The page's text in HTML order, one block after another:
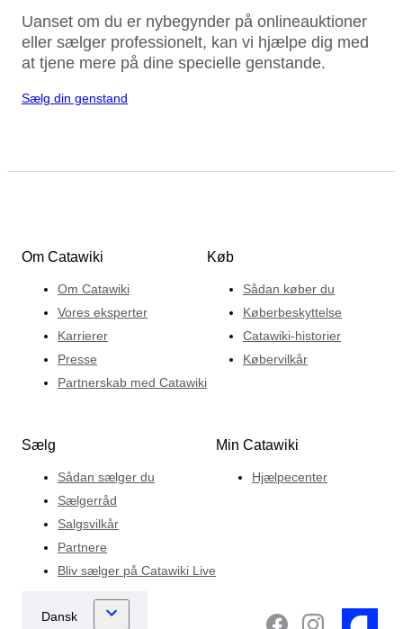
Uanset om du er nybegynder på onlineauktioner
eller sælger professionelt, kan vi hjælpe dig med
at tjene mere på dine specielle genstande.
Sælg din genstand
Om Catawiki
Om Catawiki
Vores eksperter
Karrierer
Presse
Partnerskab med Catawiki
Køb
Sådan køber du
Køberbeskyttelse
Catawiki-historier
Købervilkår
Sælg
Sådan sælger du
Sælgerråd
Salgsvilkår
Partnere
Bliv sælger på Catawiki Live
Min Catawiki
Hjælpecenter